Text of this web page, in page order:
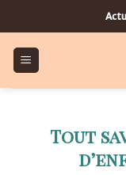
to
content
Tout